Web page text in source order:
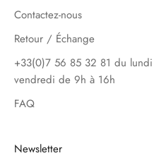
Contactez-nous
Retour / Échange
+33(0)7 56 85 32 81 du
vendredi de 9h à 16h
FAQ
Newsletter